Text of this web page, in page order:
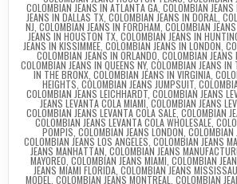
COLOMBIAN JEANS IN ATLANTA GA, COLOMBIAN
JEANS IN DALLAS TX, COLOMBIAN JEANS IN DORAL
NJ COLOMBIAN JEANS IN FORDHAM COLOMBIAN
JEANS IN HOUSTON TX COLOMBIAN JEANS IN
JEANS IN KISSIMMEE COLOMBIAN JEANS IN LONDON
COLOMBIAN JEANS IN ORLANDO COLOMBIAN JEANS
COLOMBIAN JEANS IN QUEENS NY, COLOMBIAN JEANS IN
IN THE BRONX COLOMBIAN JEANS IN VIRGINIA
HEIGHTS COLOMBIAN JEANS JUMPSUIT,
COLOMBIAN JEANS LEICHHARDT, COLOMBIAN JEANS
JEANS LEVANTA COLA MIAMI ,COLOMBIAN JEANS
COLOMBIAN JEANS LEVANTA COLA SALE COLOMBIAN
COLOMBIAN JEANS LEVANTA COLA WHOLESALE,
POMPIS COLOMBIAN JEANS LONDON COLOMBIAN
COLOMBIAN JEANS LOS ANGELES COLOMBIAN JEANS
JEANS MANHATTAN COLOMBIAN JEANS
MAYOREO COLOMBIAN JEANS MIAMI COLOMBIAN
JEANS MIAMI FLORIDA COLOMBIAN JEANS
MODEL COLOMBIAN JEANS MONTREAL COLOMBIAN